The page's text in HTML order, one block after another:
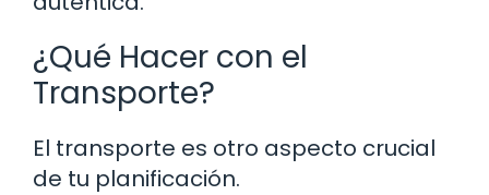
¿Qué Hacer con el
Transporte?
El transporte es otro aspecto crucial
de tu planificación.